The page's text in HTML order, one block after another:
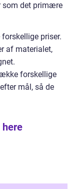
som det primære
priser.
af materialet,
forskellige
mål, så de
here